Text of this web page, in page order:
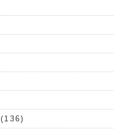
(136)